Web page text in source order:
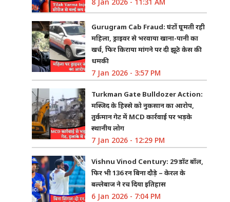
Gurugram Cab Fraud: घंटों घूमती रही
महिला, ड्राइवर से भरवाया खाना-पानी का
खर्च, फिर किराया मांगने पर दी झूठे केस की
धमकी
7 Jan 2026 - 3:57 PM
Turkman Gate Bulldozer Action:
मस्जिद के हिस्से को नुकसान का आरोप,
तुर्कमान गेट में MCD कार्रवाई पर भड़के
स्थानीय लोग
7 Jan 2026 - 12:29 PM
Vishnu Vinod Century: 29 डॉट बॉल,
फिर भी 136 रन बिना दौड़े – केरल के
बल्लेबाज ने रच दिया इतिहास
6 Jan 2026 - 7:04 PM